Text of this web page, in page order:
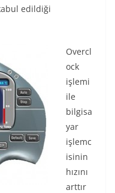
edildiği
Overcl
ock
işlemi
ile
bilgisa
yar
işlemc
isinin
hızını
arttır